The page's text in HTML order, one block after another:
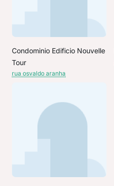
Condominio Edificio Nouvelle
Tour
rua osvaldo aranha